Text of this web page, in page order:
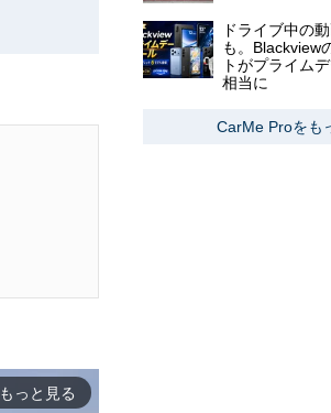
もっと見る
ドライブ中の
も。Blackview
トがプライム
相当に
CarMe Proをも